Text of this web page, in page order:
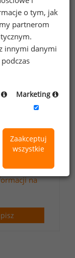
moich
sp. z o.o.
na podany
oraz
na
o tym, jak
partnerom
innymi danymi
Marketing
Zaakceptuj
wszystkie